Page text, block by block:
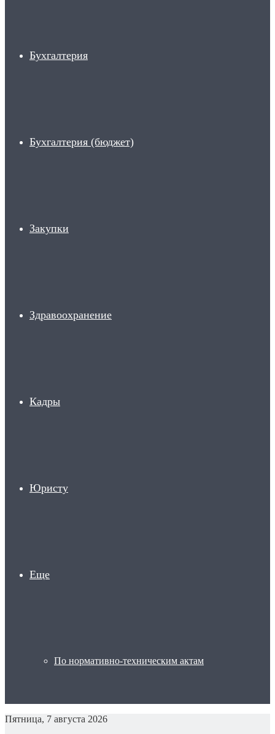
Бухгалтерия
Бухгалтерия (бюджет)
Закупки
Здравоохранение
Кадры
Юристу
Еще
По нормативно-техническим актам
Пятница, 7 августа 2026